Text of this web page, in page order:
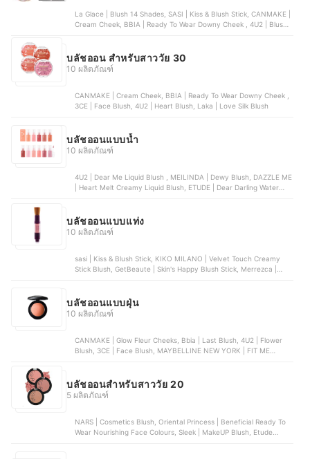
La Glace | Blush 14 Shades, SASI | Kiss & Blush Stick, CANMAKE |
Cream Cheek, BBIA | Ready To Wear Downy Cheek , 4U2 | Blush
บลัชออน สำหรับสาววัย 30
10 ผลิตภัณฑ์
CANMAKE | Cream Cheek, BBIA | Ready To Wear Downy Cheek ,
3CE | Face Blush, 4U2 | Heart Blush, Laka | Love Silk Blush
บลัชออนแบบน้ำ
10 ผลิตภัณฑ์
4U2 | Dear Me Liquid Blush , MEILINDA | Dewy Blush, DAZZLE ME
| Heart Melt Creamy Liquid Blush, ETUDE | Dear Darling Water
บลัชออนแบบแท่ง
10 ผลิตภัณฑ์
sasi | Kiss & Blush Stick, KIKO MILANO | Velvet Touch Creamy
Stick Blush, GetBeaute | Skin's Happy Blush Stick, Merrezca |
บลัชออนแบบฝุ่น
10 ผลิตภัณฑ์
CANMAKE | Glow Fleur Cheeks, Bbia | Last Blush, 4U2 | Flower
Blush, 3CE | Face Blush, MAYBELLINE NEW YORK | FIT ME
บลัชออนสำหรับสาววัย 20
5 ผลิตภัณฑ์
NARS | Cosmetics Blush, Oriental Princess | Beneficial Ready To
Wear Nourishing Face Colours, Sleek | MakeUP Blush, Etude